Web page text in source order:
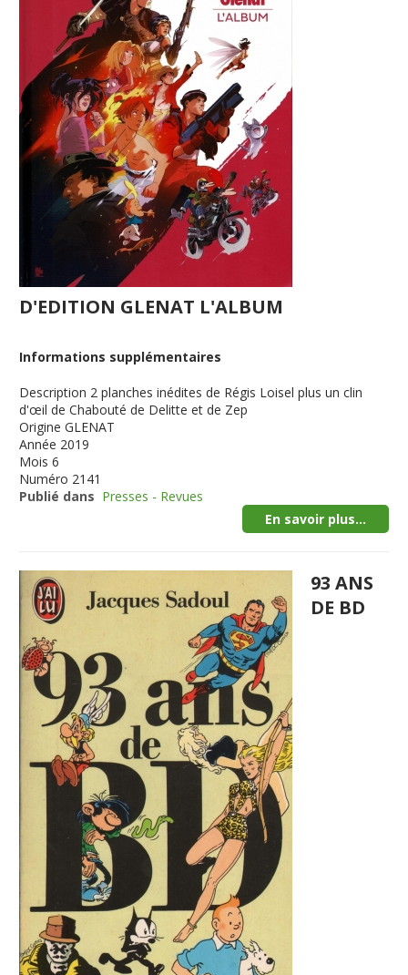
D'EDITION GLENAT L'ALBUM
Informations supplémentaires
Description 2 planches inédites de Régis Loisel plus un clin
d'œil de Chabouté de Delitte et de Zep
Origine GLENAT
Année 2019
Mois 6
Numéro 2141
Publié dans Presses - Revues
En savoir plus...
93 ANS
DE BD